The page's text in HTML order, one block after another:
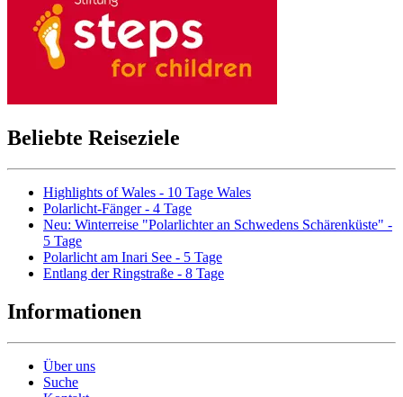
Beliebte Reiseziele
Highlights of Wales - 10 Tage Wales
Polarlicht-Fänger - 4 Tage
Neu: Winterreise "Polarlichter an Schwedens Schärenküste" -
5 Tage
Polarlicht am Inari See - 5 Tage
Entlang der Ringstraße - 8 Tage
Informationen
Über uns
Suche